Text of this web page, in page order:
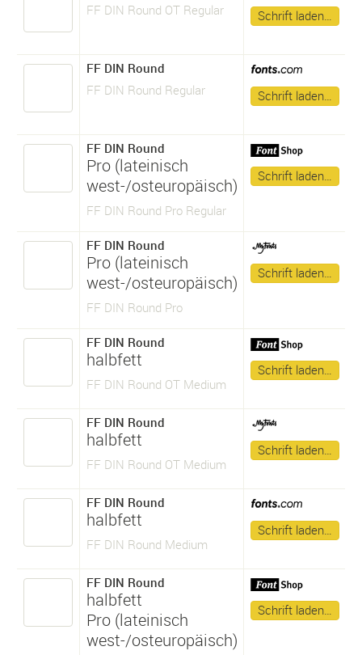
FF DIN Round OT Regular
Schrift laden…
FF DIN Round
FF DIN Round Regular
Schrift laden…
FF DIN Round
Pro (lateinisch
west-/osteuropäisch)
FF DIN Round Pro Regular
Schrift laden…
FF DIN Round
Pro (lateinisch
west-/osteuropäisch)
FF DIN Round Pro
Schrift laden…
FF DIN Round
halbfett
FF DIN Round OT Medium
Schrift laden…
FF DIN Round
halbfett
FF DIN Round OT Medium
Schrift laden…
FF DIN Round
halbfett
FF DIN Round Medium
Schrift laden…
FF DIN Round
halbfett
Pro (lateinisch
west-/osteuropäisch)
Schrift laden…